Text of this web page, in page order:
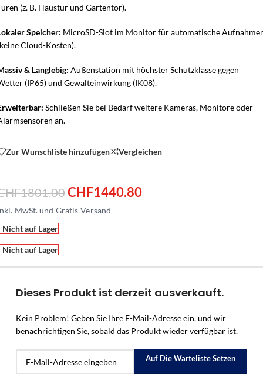
(z. B. Haustür und Gartentor).
Speicher: MicroSD-Slot im Monitor für automatische
Cloud-Kosten).
& Langlebig: Außenstation mit höchster Schutzklasse gegen
(IP65) und Gewalteinwirkung (IK08).
Schließen Sie bei Bedarf weitere Kameras, Monitore oder
an.
Zur Wunschliste hinzufügen Vergleichen
1801.00CHF1440.80
Nicht auf Lager
Nicht auf Lager
Dieses Produkt ist derzeit ausverkauft.
Kein Problem! Geben Sie Ihre E-Mail-Adresse ein, und wir
benachrichtigen Sie, sobald das Produkt wieder verfügbar ist.
Auf Die Warteliste Setzen